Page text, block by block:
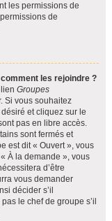
les permissions de
de
les rejoindre ?
Groupes
Si vous souhaitez
et cliquez sur le
pas en libre accès.
sont fermés et
est dit « Ouvert », vous
À la demande », vous
d’être
vous demander
décider s’il
le chef de groupe s’il